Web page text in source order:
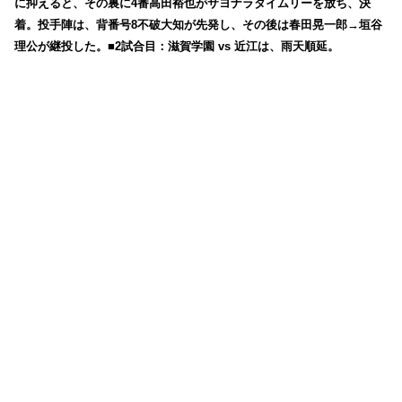
に抑えると、その裏に4番高田裕也がサヨナラタイムリーを放ち、決
着。投手陣は、背番号8不破大知が先発し、その後は春田晃一郎→垣谷
理公が継投した。■2試合目：滋賀学園 vs 近江は、雨天順延。